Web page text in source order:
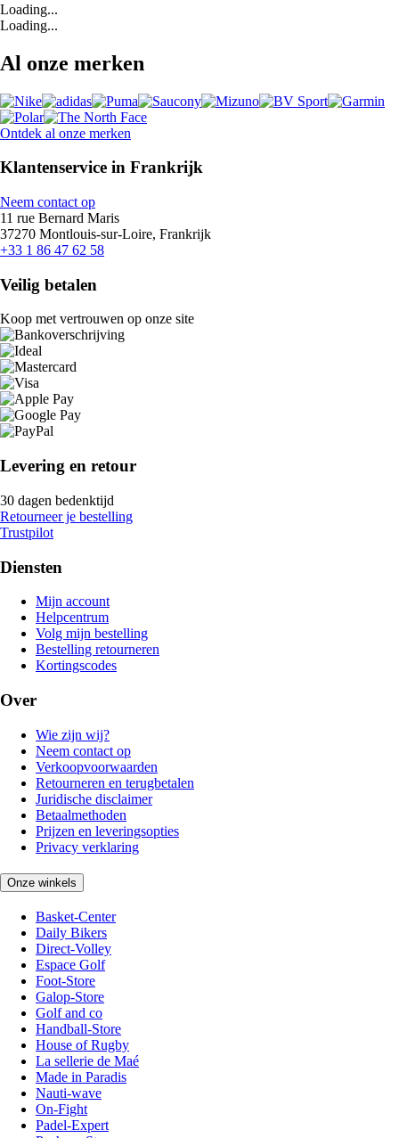
Loading...
Loading...
Al onze merken
Ontdek al onze merken
Klantenservice in Frankrijk
Neem contact op
11 rue Bernard Maris
37270 Montlouis-sur-Loire, Frankrijk
+33 1 86 47 62 58
Veilig betalen
Koop met vertrouwen op onze site
Levering en retour
30 dagen bedenktijd
Retourneer je bestelling
Trustpilot
Diensten
Mijn account
Helpcentrum
Volg mijn bestelling
Bestelling retourneren
Kortingscodes
Over
Wie zijn wij?
Neem contact op
Verkoopvoorwaarden
Retourneren en terugbetalen
Juridische disclaimer
Betaalmethoden
Prijzen en leveringsopties
Privacy verklaring
Onze winkels
Basket-Center
Daily Bikers
Direct-Volley
Espace Golf
Foot-Store
Galop-Store
Golf and co
Handball-Store
House of Rugby
La sellerie de Maé
Made in Paradis
Nauti-wave
On-Fight
Padel-Expert